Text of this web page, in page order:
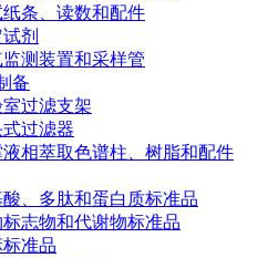
纸条、读数和配件
剂
监测装置和采样管
备
室过滤支架
过滤器
相萃取色谱柱、树脂和配件
、多肽和蛋白质标准品
志物和代谢物标准品
标准品